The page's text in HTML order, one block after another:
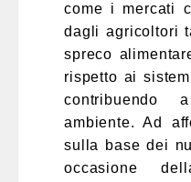
come i mercati
dagli agricoltori
spreco
rispetto ai
ambiente. Ad
sulla base dei
occasione